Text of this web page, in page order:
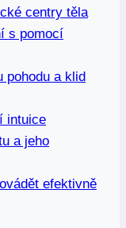
centry těla
s pomocí
pohodu a klid
intuice
a jeho
efektivně